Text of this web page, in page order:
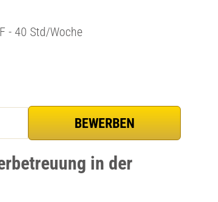
- 40 Std/Woche
in der